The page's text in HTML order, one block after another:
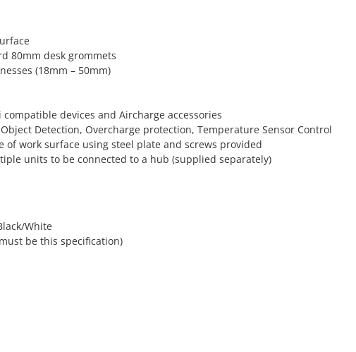
80mm desk grommets
(18mm – 50mm)
devices and Aircharge accessories
Detection, Overcharge protection, Temperature Sensor Control
of work surface using steel plate and screws provided
units to be connected to a hub (supplied separately)
White
be this specification)